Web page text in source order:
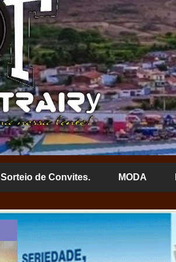
Sorteio de Convites. MODA